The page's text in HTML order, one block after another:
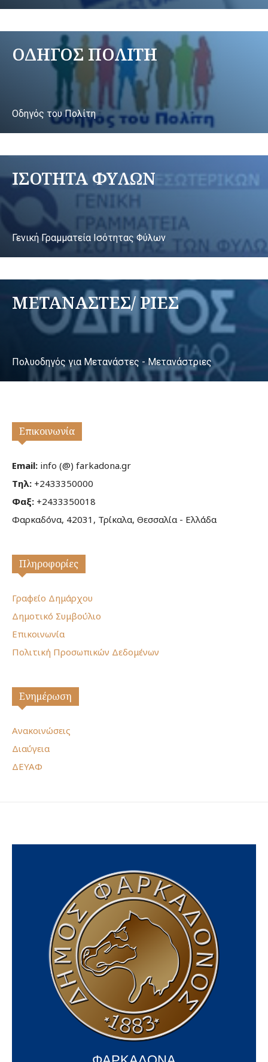
ΟΔΗΓΟΣ ΠΟΛΙΤΗ
Οδηγός του Πολίτη
ΙΣΟΤΗΤΑ ΦΥΛΩΝ
Γενική Γραμματεία Ισότητας Φύλων
ΜΕΤΑΝΑΣΤΕΣ/ ΡΙΕΣ
Πολυοδηγός για Μετανάστες - Μετανάστριες
Επικοινωνία
Email: info (@) farkadona.gr
Τηλ: +2433350000
Φαξ: +2433350018
Φαρκαδόνα, 42031, Τρίκαλα, Θεσσαλία - Ελλάδα
Πληροφορίες
Γραφείο Δημάρχου
Δημοτικό Συμβούλιο
Επικοινωνία
Πολιτική Προσωπικών Δεδομένων
Ενημέρωση
Ανακοινώσεις
Διαύγεια
ΔΕΥΑΦ